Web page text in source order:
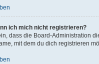
ich mich nicht registrieren?
dass die Board-Administration
mit dem du dich registrieren